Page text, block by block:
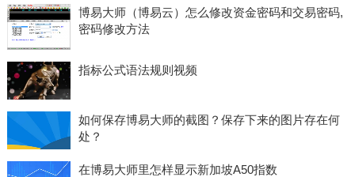
博易大师（博易云）怎么修改资金密码和交易密码,
密码修改方法
指标公式语法规则视频
如何保存博易大师的截图？保存下来的图片存在何
处？
在博易大师里怎样显示新加坡A50指数